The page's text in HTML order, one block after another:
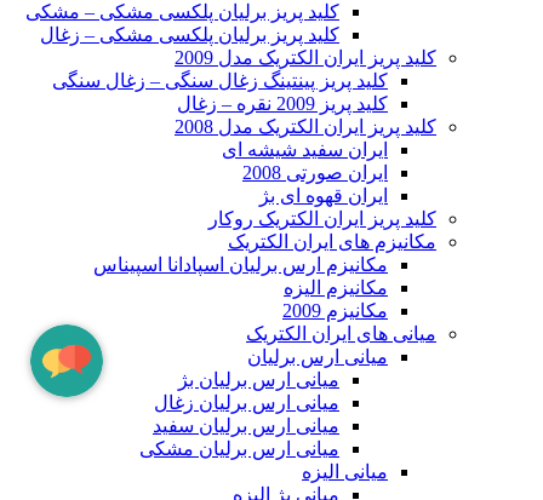
کلید پریز برلیان پلکسی مشکی – مشکی
کلید پریز برلیان پلکسی مشکی – زغال
کلید پریز ایران الکتریک مدل 2009
کلید پریز پینتینگ زغال سنگی – زغال سنگی
کلید پریز 2009 نقره – زغال
کلید پریز ایران الکتریک مدل 2008
ایران سفید شیشه ای
ایران صورتی 2008
ایران قهوه ای بژ
کلید پریز ایران الکتریک روکار
مکانیزم های ایران الکتریک
مکانیزم ارس برلیان اسپادانا اسپیناس
مکانیزم الیزه
مکانیزم 2009
میانی های ایران الکتریک
میانی ارس برلیان
میانی ارس برلیان بژ
میانی ارس برلیان زغال
میانی ارس برلیان سفید
میانی ارس برلیان مشکی
میانی الیزه
میانی بژ الیزه